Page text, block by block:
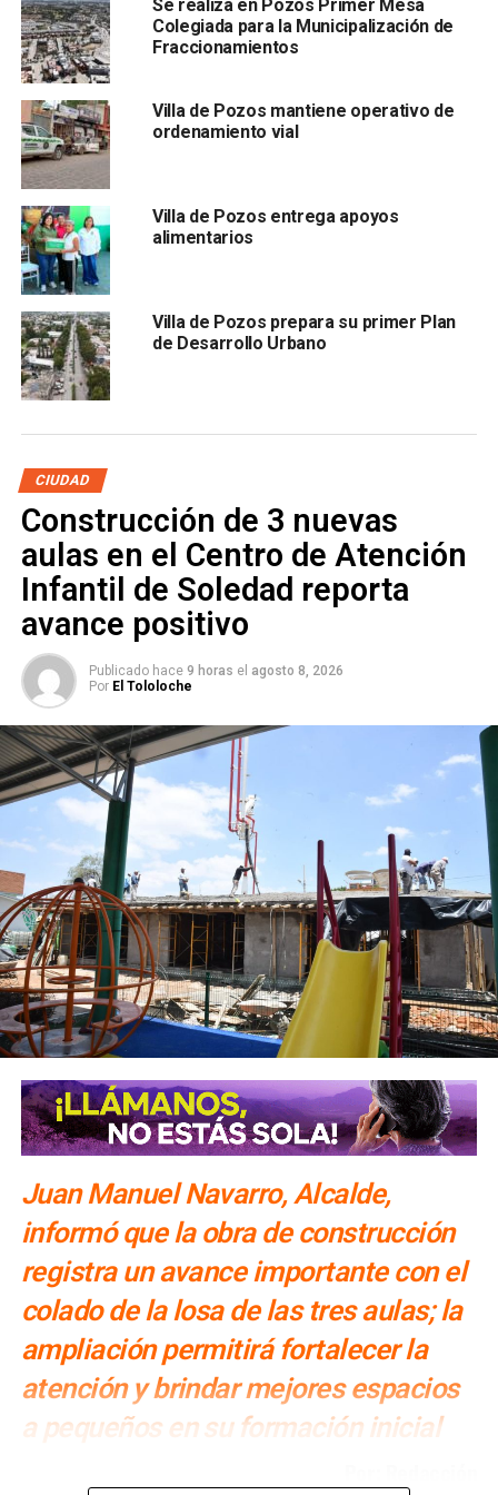
destacó la importancia de este tipo de campañas
preventivas, ya que contribuyen a evitar riesgos sanitarios
y a proteger tanto a los animales de compañía como a las
familias poceñas, además de promover una cultura de
responsabilidad y bienestar animal dentro del municipio.
Asimismo, Leal Espinosa, informó las mascotas deberán
bajo tratamiento médico y deberán ser llevadas con correa
o bozal; en el caso de los gatos, se recomienda llevarlos
en transportadora o arpilla de plástico para mayor
También lee:
Paty Aradillas refrenda compromiso con la
seguridad de Pozos
ARTÍCULOS RELACIONADOS: MASCOTAS SLP
VACUNAS
“Robos de medidores es mero vandalismo, pues ni
se pueden vender”: SSPC
NO TE PIERDAS
Reforzará SSPC seguridad en Abastos tras asesinato
de taquero
Se realiza en Pozos Primer Mesa
Colegiada para la Municipalización de
Fraccionamientos
Villa de Pozos mantiene operativo de
ordenamiento vial
Villa de Pozos entrega apoyos
alimentarios
Villa de Pozos prepara su primer Plan
de Desarrollo Urbano
CIUDAD
Construcción de 3 nuevas
aulas en el Centro de Atención
Infantil de Soledad reporta
avance positivo
Publicado hace 9 horas el agosto 8, 2026
Por El Tololoche
Juan Manuel Navarro, Alcalde,
informó que la obra de construcción
registra un avance importante con el
colado de la losa de las tres aulas; la
ampliación permitirá fortalecer la
atención y brindar mejores espacios
a pequeños en su formación inicial